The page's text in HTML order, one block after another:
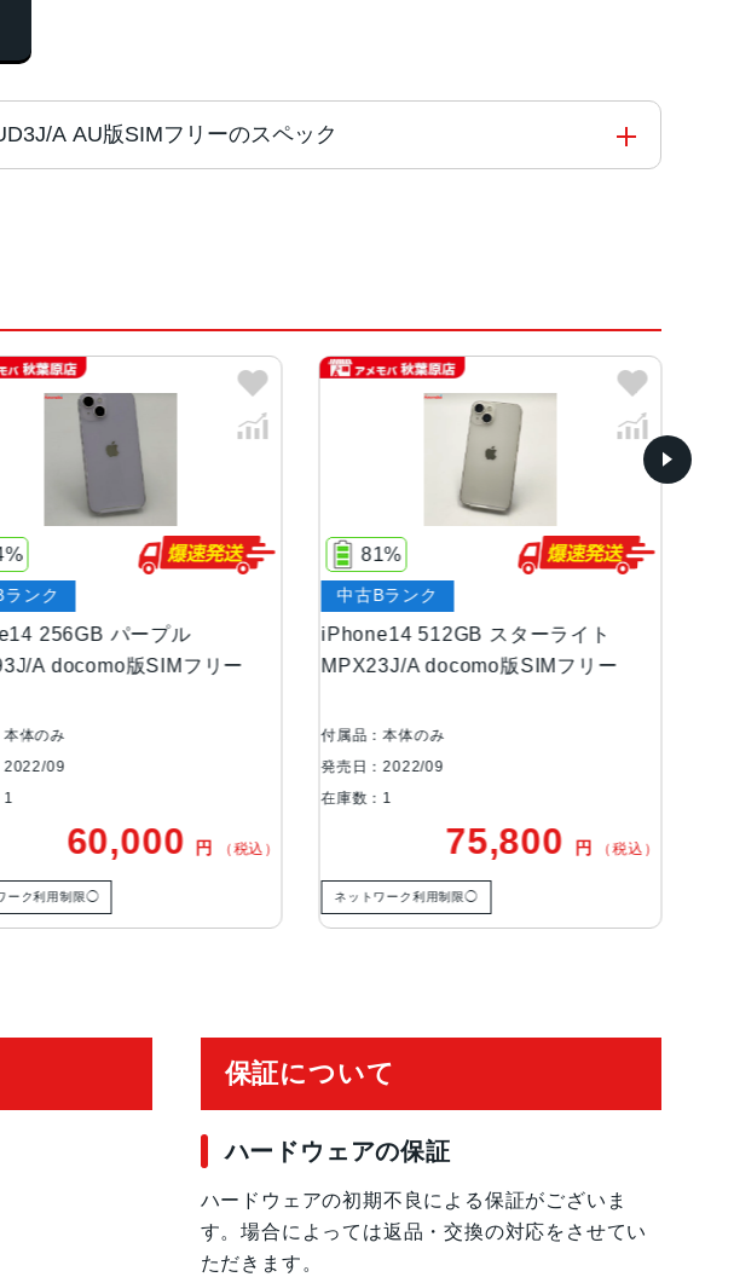
A AU版SIMフリーのスペック
パープル、スターライト、(PRODUCT)RED、ブルー
、512GB
・172g
）オールスクリーンOLEDディスプレイ
もとづくIP68等級（最大水深6メートルで最大30分間）
Focus Pixels12MP超広角：13mm、ƒ/2.4絞り値と120°視野角、5枚
倍の光学ズームアウト、最大5倍のデジタルズーム
絞り値
ラによる顔認識の有効化
ー
（税込）
iPhone14 512GB スターライト
MPX23J/A docomo版SIMフリー
81%
75,800 （税込）
iPhone14 256GB スター
MPW33J/A AU版SIMフ
77%
保証について
ハードウェアの保証
ハードウェアの初期不良による保証がございま
す。場合によっては返品・交換の対応をさせてい
ただきます。